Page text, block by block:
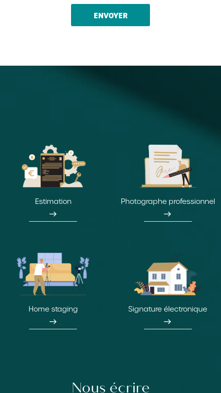
Estimation
east
Photographe professionnel
east
Home staging
east
Signature électronique
east
Nous écrire